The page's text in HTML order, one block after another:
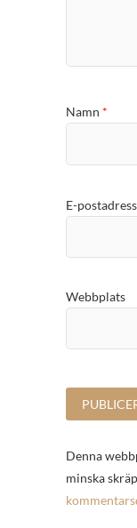
Namn *
E-postadress
Webbplats
Denna
minska